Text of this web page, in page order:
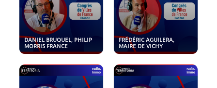
DANIEL BRUQUEL, PHILIP
MORRIS FRANCE
FRÉDÉRIC AGUILERA,
MAIRE DE VICHY